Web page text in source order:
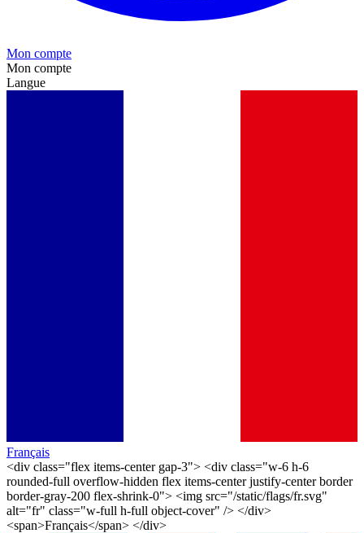
Mon compte
Mon compte
Langue
Français
<div class="flex items-center gap-3"> <div class="w-6 h-6
rounded-full overflow-hidden flex items-center justify-center border
border-gray-200 flex-shrink-0"> <img src="/static/flags/fr.svg"
alt="fr" class="w-full h-full object-cover" /> </div>
<span>Français</span> </div>